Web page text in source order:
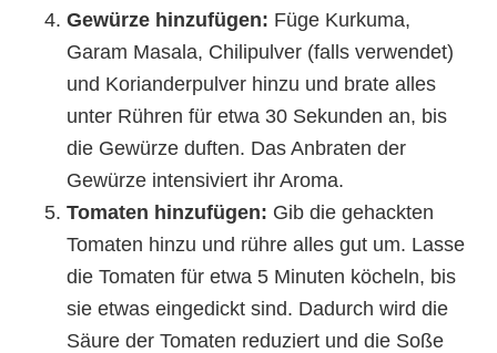
Gewürze hinzufügen: Füge Kurkuma,
Garam Masala, Chilipulver (falls verwendet)
und Korianderpulver hinzu und brate alles
unter Rühren für etwa 30 Sekunden an, bis
die Gewürze duften. Das Anbraten der
Gewürze intensiviert ihr Aroma.
Tomaten hinzufügen: Gib die gehackten
Tomaten hinzu und rühre alles gut um. Lasse
die Tomaten für etwa 5 Minuten köcheln, bis
sie etwas eingedickt sind. Dadurch wird die
Säure der Tomaten reduziert und die Soße